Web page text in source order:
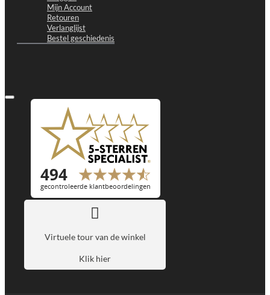
Mijn Account
Retouren
Verlanglijst
Bestel geschiedenis
Virtuele tour van de winkel
Klik hier